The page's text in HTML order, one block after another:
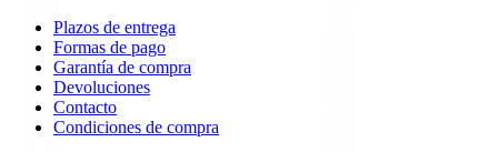
Plazos de entrega
Formas de pago
Garantía de compra
Devoluciones
Contacto
Condiciones de compra